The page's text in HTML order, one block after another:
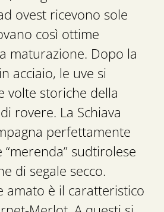
ovest ricevono sole
così ottime
maturazione. Dopo la
acciaio, le uve si
volte storiche della
rovere. La Schiava
perfettamente
sudtirolese
di segale secco.
amato è il caratteristico